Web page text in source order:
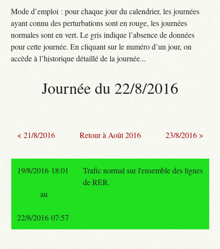
Mode d’emploi : pour chaque jour du calendrier, les journées
ayant connu des perturbations sont en rouge, les journées
normales sont en vert. Le gris indique l’absence de données
pour cette journée. En cliquant sur le numéro d’un jour, on
accède à l’historique détaillé de la journée...
Journée du 22/8/2016
< 21/8/2016 Retour à Août 2016 23/8/2016 >
19/8/2016 18:01
Trafic normal sur l'ensemble des lignes
de RER.
au
22/8/2016 07:57